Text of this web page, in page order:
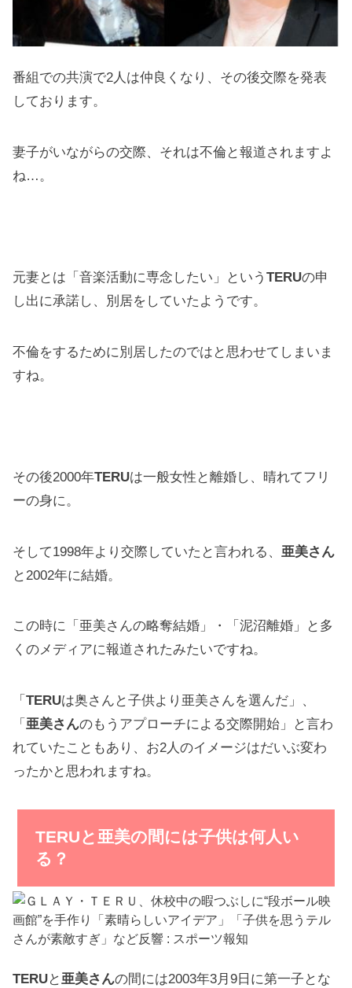
番組での共演で2人は仲良くなり、その後交際を発表
しております。
妻子がいながらの交際、それは不倫と報道されますよ
ね…。
元妻とは「音楽活動に専念したい」というTERUの申
し出に承諾し、別居をしていたようです。
不倫をするために別居したのではと思わせてしまいま
すね。
その後2000年TERUは一般女性と離婚し、晴れてフリ
ーの身に。
そして1998年より交際していたと言われる、 亜美さん
と2002年に結婚。
この時に「亜美さんの略奪結婚」・「泥沼離婚」と多
くのメディアに報道されたみたいですね。
「TERUは奥さんと子供より亜美さんを選んだ」、
「亜美さんのもうアプローチによる交際開始」と言わ
れていたこともあり、お2人のイメージはだいぶ変わ
ったかと思われますね。
TERUと亜美の間には子供は何人い
る？
TERUと亜美さんの間には2003年3月9日に第一子とな